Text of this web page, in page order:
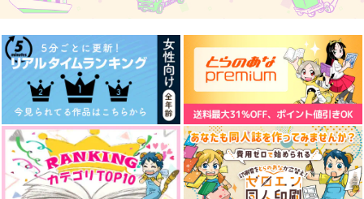
乙女怪獣キャラメリ
ゼ 10
KADOKAWA
902 円（税込）